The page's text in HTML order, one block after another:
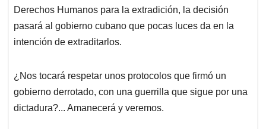
Derechos Humanos para la extradición, la decisión
pasará al gobierno cubano que pocas luces da en la
intención de extraditarlos.
¿Nos tocará respetar unos protocolos que firmó un
gobierno derrotado, con una guerrilla que sigue por una
dictadura?... Amanecerá y veremos.